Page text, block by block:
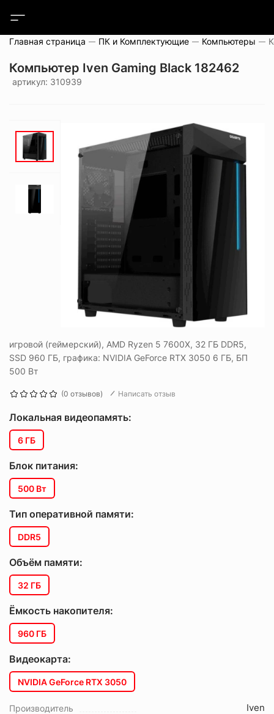
Главная страница ПК и Комплектующие Компьютеры
Компьютер Iven Gaming Black 182462
артикул: 310939
игровой (геймерский), AMD Ryzen 5 7600X, 32 ГБ DDR5,
SSD 960 ГБ, графика: NVIDIA GeForce RTX 3050 6 ГБ, БП
500 Вт
(0 отзывов) Написать отзыв
Локальная видеопамять:
6 ГБ
Блок питания:
500 Вт
Тип оперативной памяти:
DDR5
Объём памяти:
32 ГБ
Ёмкость накопителя:
960 ГБ
Видеокарта:
NVIDIA GeForce RTX 3050
Производитель Iven